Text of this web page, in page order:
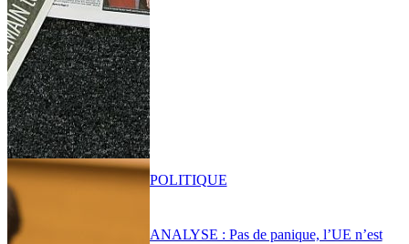
ANALYSE : Pas de panique, l’UE n’est
POLITIQUE